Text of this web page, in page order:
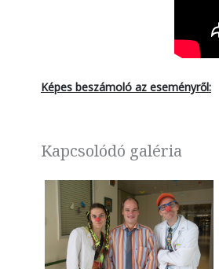
Képes beszámoló az eseményről:
Kapcsolódó galéria